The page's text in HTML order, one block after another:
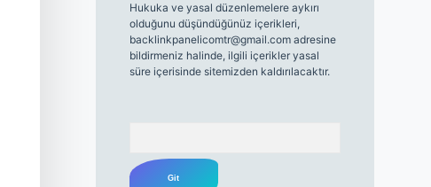
Hukuka ve yasal düzenlemelere aykırı
olduğunu düşündüğünüz içerikleri,
backlinkpanelicomtr@gmail.comadresine
bildirmeniz halinde, ilgili içerikler yasal
süre içerisinde sitemizden kaldırılacaktır.